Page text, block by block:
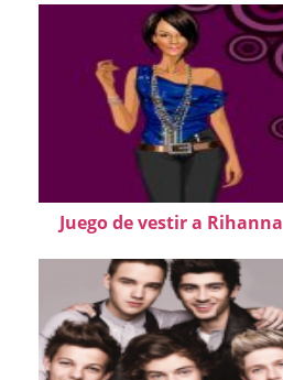
Juego de vestir a Rihanna